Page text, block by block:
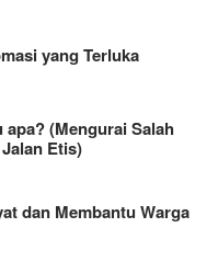
yang Terluka
(Mengurai Salah
Etis)
dan Membantu Warga